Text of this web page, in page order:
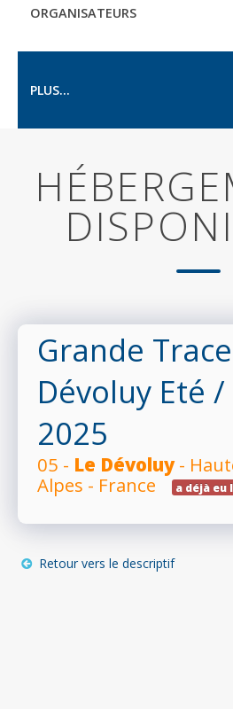
ORGANISATEURS
PLUS...
Grande Trace
Dévoluy Eté /
2025
05 - Le Dévoluy-
Alpes - France
a déjà eu
Retour vers le descriptif